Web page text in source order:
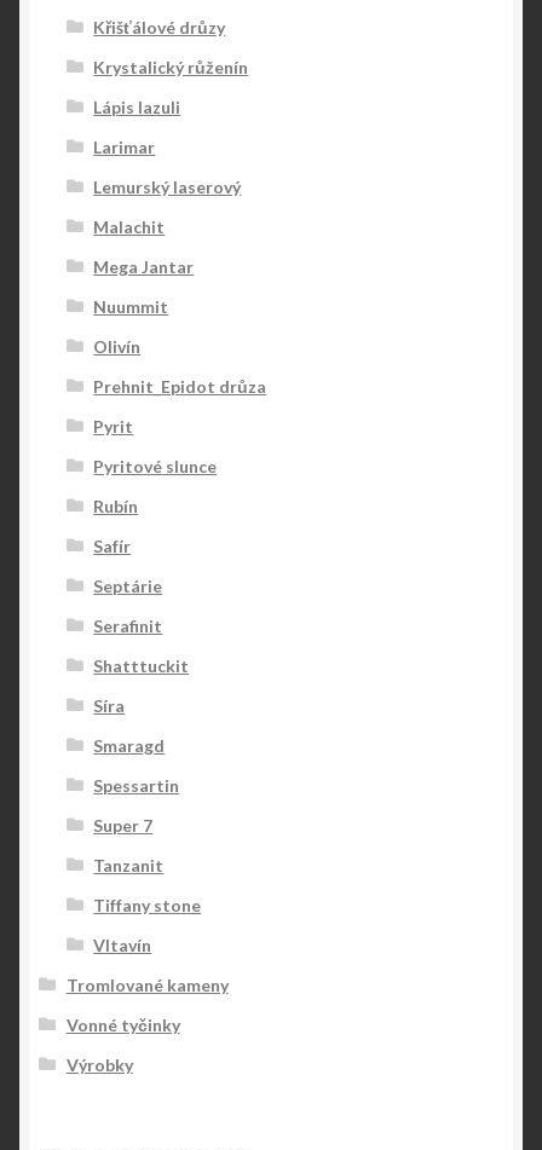
Křišťálové drůzy
Krystalický růženín
Lápis lazuli
Larimar
Lemurský laserový
Malachit
Mega Jantar
Nuummit
Olivín
Prehnit_Epidot drůza
Pyrit
Pyritové slunce
Rubín
Safír
Septárie
Serafinit
Shatttuckit
Síra
Smaragd
Spessartin
Super 7
Tanzanit
Tiffany stone
Vltavín
Tromlované kameny
Vonné tyčinky
Výrobky